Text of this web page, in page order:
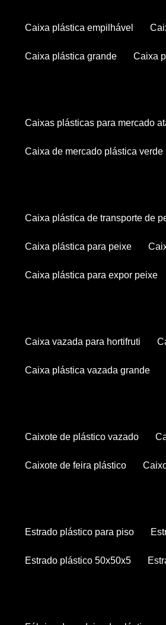
caixa plástica empilhável
caixa plástica grande caixa
caixas plásticas para mercado
caixa de mercado plástica verde
caixa plástica de transporte de
caixa plástica para peixe
caixa plástica para expor peixe
caixa vazada para hortifruti
caixa plástica vazada grande
caixote de plástico vazado
caixote de feira plástico
estrado plástico para piso
estrado plástico 50x50x5